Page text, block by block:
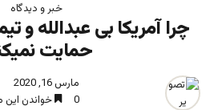
خبر و دیدگاه
چرا آمریکا بی عبدالله و
حمایت
مارس 16, 2020
0
خواندن این مطلب 13